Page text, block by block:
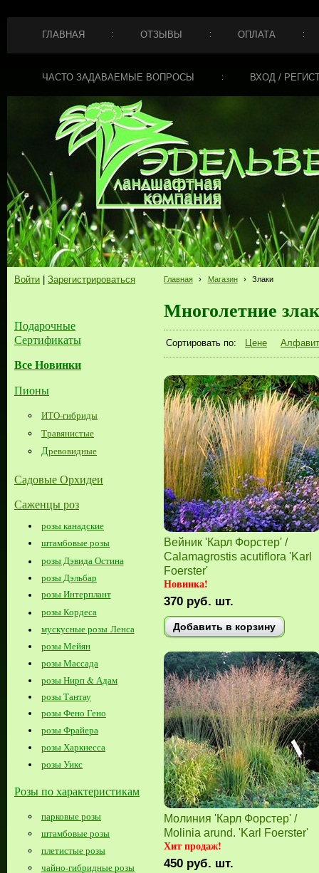
ГЛАВНАЯ ОТЗЫВЫ ОПЛАТА
ЧАСТО ЗАДАВАЕМЫЕ ВОПРОСЫ ВХОД /
Войти Зарегистрироваться
Подарочные
Сертификаты
Все Новинки
Пионы
ИТО-гибриды
Травянистые
Древовидные
Садовые Орхидеи
Саженцы роз
розы канадские
штамбовые розы
розы Дэвида Остина
розы Дэльбар
розы Интерплант
розы Кордеса
мускусные розы Ленса
розы Мейян
розы Массада
розы Нирп & Адам
розы Тантау
розы Фено Гено
розы Фрайера
розы Харкнесса
розы Уикс
Розы по характеристикам
парковые розы
штамбовые розы
плетистые розы
чайно-гибридные розы
Главная › Магазин › Злаки
Многолетние
Сортировать по: Цене
Вейник 'Карл Форстер' /
Calamagrostis acutiflora 'Karl
Foerster'
Новинка!
370 руб. шт.
Добавить в корзину
Молиния 'Карл Форстер' /
Molinia arund. 'Karl Foerster'
Хит продаж!
450 руб. шт.